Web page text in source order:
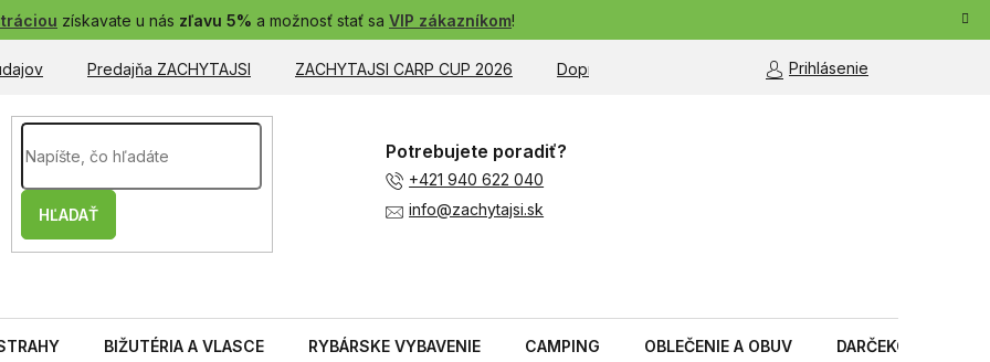
získavate u nás zľavu 5% a možnosť stať sa VIP zákazníkom!
Predajňa ZACHYTAJSI ZACHYTAJSI CARP CUP 2026 Doprava a platba Moja objednávka
Prihlásenie
HĽADAŤ
Potrebujete poradiť?
+421 940 622 040
info@zachytajsi.sk
BIŽUTÉRIA A VLASCE RYBÁRSKE VYBAVENIE CAMPING OBLEČENIE A OBUV DARČEKOVÉ